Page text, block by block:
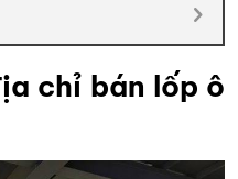
chỉ bán lốp ô